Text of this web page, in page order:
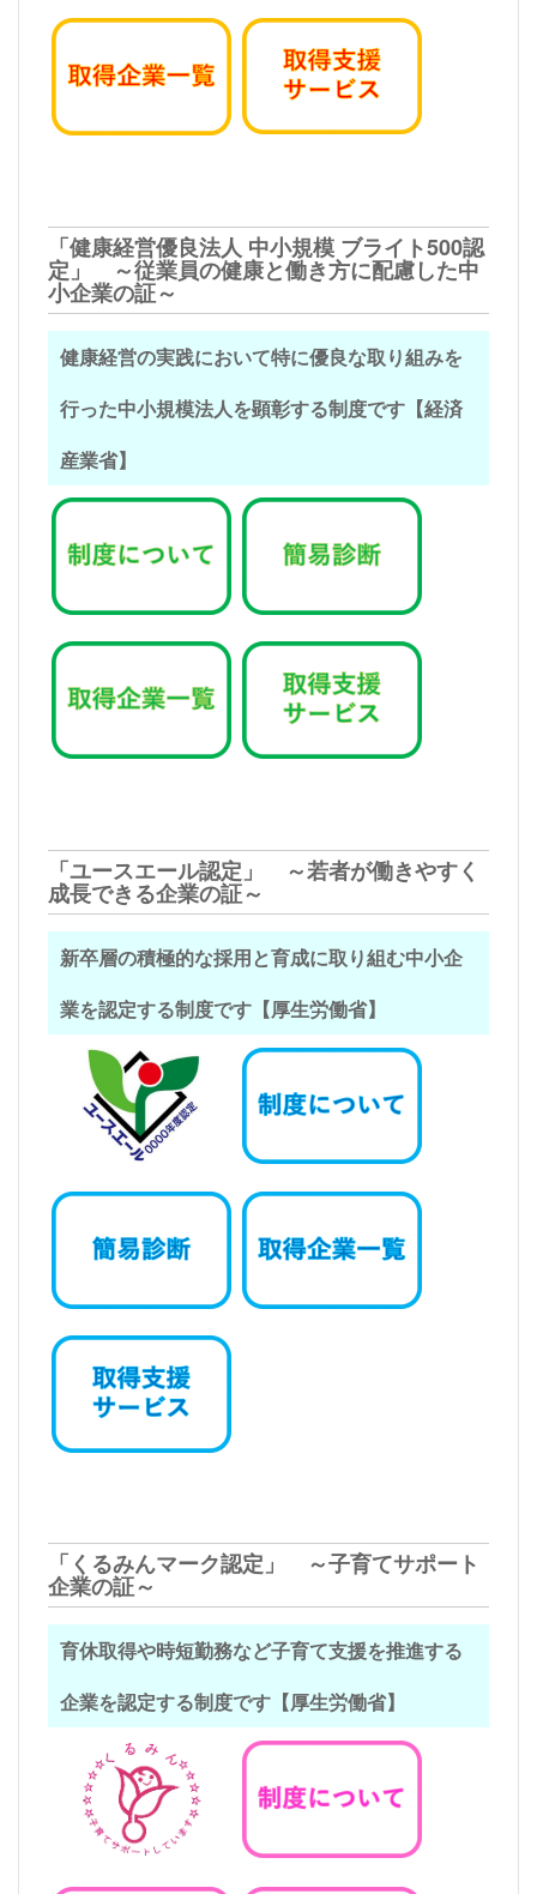
「健康経営優良法人 中小規模 ブライト500認
定」 ～従業員の健康と働き方に配慮した中
小企業の証～
健康経営の実践において特に優良な取り組みを
行った中小規模法人を顕彰する制度です【経済
産業省】
「ユースエール認定」 ～若者が働きやすく
成長できる企業の証～
新卒層の積極的な採用と育成に取り組む中小企
業を認定する制度です【厚生労働省】
「くるみんマーク認定」 ～子育てサポート
企業の証～
育休取得や時短勤務など子育て支援を推進する
企業を認定する制度です【厚生労働省】